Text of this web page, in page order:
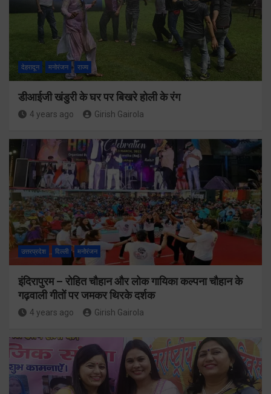
देहरादून मनोरंजन राज्य
डीआईजी खंडुरी के घर पर बिखरे होली के रंग
4 years ago Girish Gairola
उत्तरप्रदेश दिल्ली मनोरंजन
इंदिरापुरम – रोहित चौहान और लोक गायिका कल्पना चौहान के
गढ़वाली गीतों पर जमकर थिरके दर्शक
4 years ago Girish Gairola